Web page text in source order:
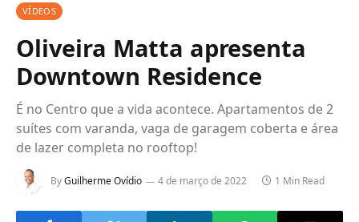
VÍDEOS
Oliveira Matta apresenta
Downtown Residence
É no Centro que a vida acontece. Apartamentos de 2
suítes com varanda, vaga de garagem coberta e área
de lazer completa no rooftop!
ByGuilherme Ovídio 4 de março de 2022 1 Min Read